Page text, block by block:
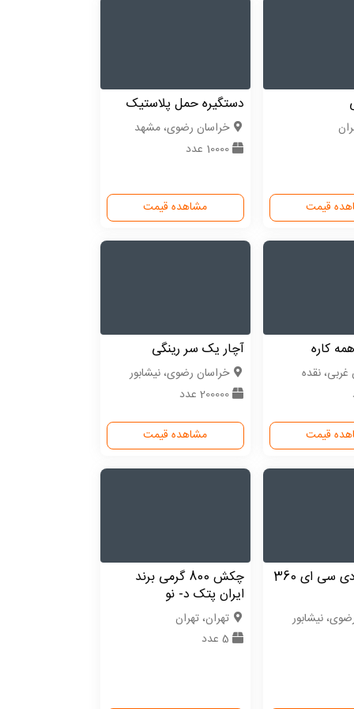
قیمت
دستگیره حمل پلاستیک
خراسان رضوی، مشهد
10000 عدد
مشاهده قیمت
کاره
غربی، نقده
قیمت
آچار یک سر رینگی
خراسان رضوی، نیشابور
200000 عدد
مشاهده قیمت
تراز لیزری دی سی ای 360
نیشابور
چکش 800 گرمی برند
ایران پتک د- نو
تهران، تهران
5 عدد